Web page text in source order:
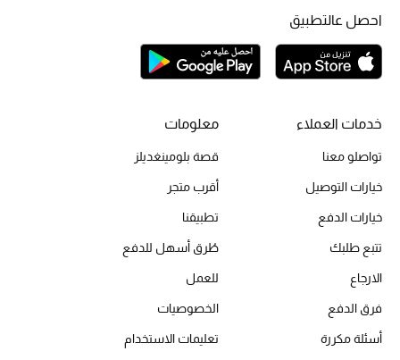
العطور
مكتشف العطور
المكياج
مستحضرات العناية
مستحضرات الاستحمام والعناية بالجسم
العناية بالشعر
خدمات العملاء
تواصلو معنا
خيارات التوصيل
خيارات الدفع
تتبع طلبك
الارجاع
فرق الدفع
أسئلة مكررة
معلومات
قصة بلومينغديلز
أقرب متجر
تطبيقنا
طُرق أسهل للدفع
للعمل
الخصوصيات
تعليمات الاستخدام
احصل عالتطبيق